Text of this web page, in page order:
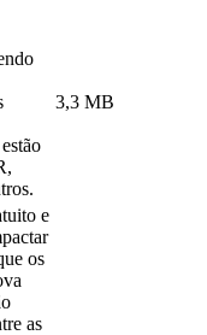
3,3 MB
e
os
as